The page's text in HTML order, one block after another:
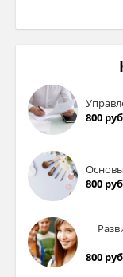
800
800
800